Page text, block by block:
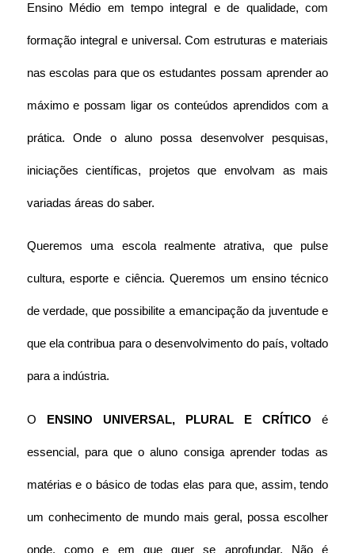
Ensino Médio em tempo integral e de qualidade, com
formação integral e universal. Com estruturas e materiais
nas escolas para que os estudantes possam aprender ao
máximo e possam ligar os conteúdos aprendidos com a
prática. Onde o aluno possa desenvolver pesquisas,
iniciações científicas, projetos que envolvam as mais
variadas áreas do saber.
Queremos uma escola realmente atrativa, que pulse
cultura, esporte e ciência. Queremos um ensino técnico
de verdade, que possibilite a emancipação da juventude e
que ela contribua para o desenvolvimento do país, voltado
para a indústria.
O ENSINO UNIVERSAL, PLURAL E CRÍTICO é
essencial, para que o aluno consiga aprender todas as
matérias e o básico de todas elas para que, assim, tendo
um conhecimento de mundo mais geral, possa escolher
onde, como e em que quer se aprofundar. Não é